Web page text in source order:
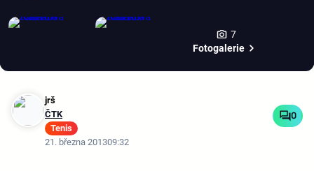
7
Fotogalerie
jrš
ČTK
Tenis
21. března 201309:32
0